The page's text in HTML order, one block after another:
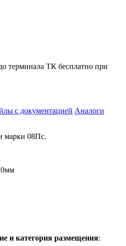
терминала ТК бесплатно при
с документацией Аналоги
марки 08Пс.
и категория размещения: